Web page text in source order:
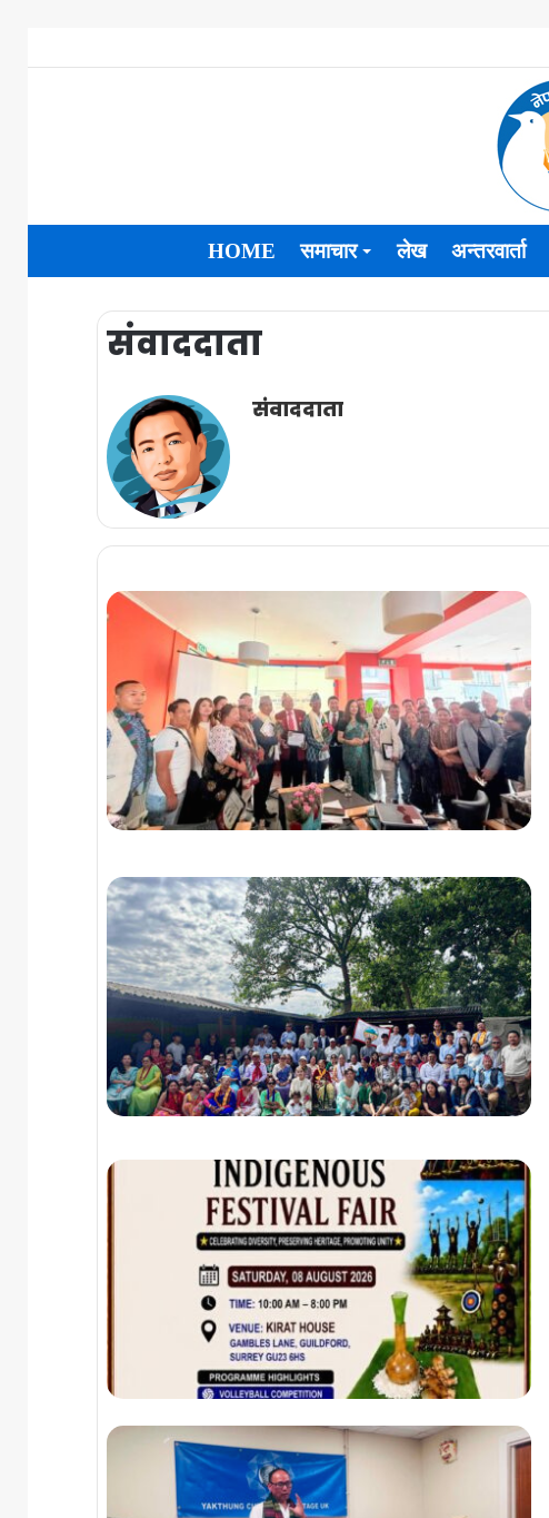
HOME समाचार लेख अन्तरवार्ता
संवाददाता
संवाददाता